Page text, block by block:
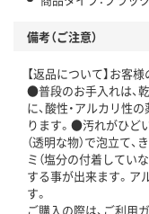
備考（ご注意）
【返品について】お客
●普段のお手入れは、
に、酸性・アルカリ性
ります。●汚れがひど
（透明な物）で泡立て
ミ（塩分の付着してい
する事が出来ます。ア
す。
ご購入の際は、ご利用